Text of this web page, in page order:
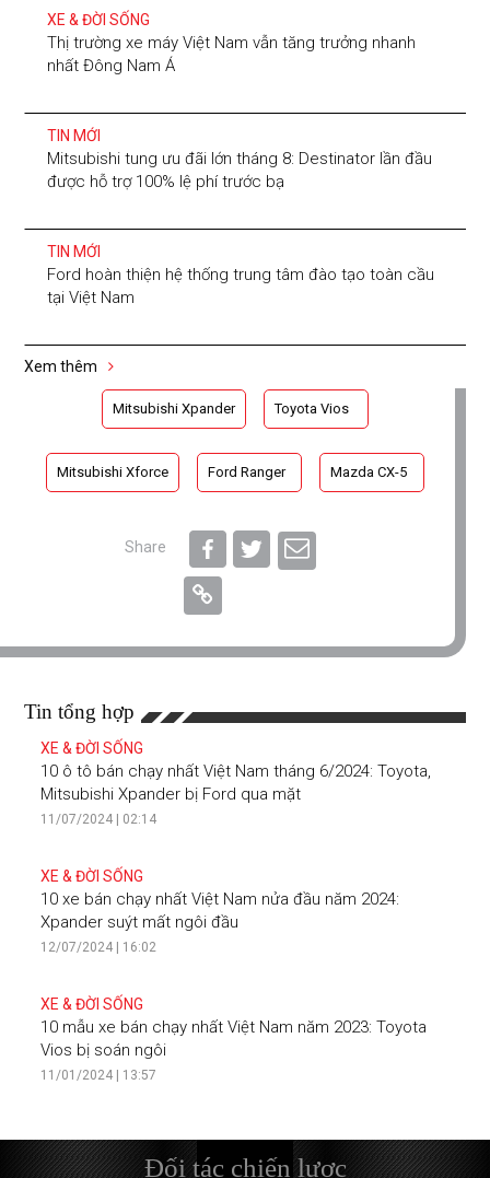
XE & ĐỜI SỐNG
Thị trường xe máy Việt Nam vẫn tăng trưởng nhanh
nhất Đông Nam Á
TIN MỚI
Mitsubishi tung ưu đãi lớn tháng 8: Destinator lần đầu
được hỗ trợ 100% lệ phí trước bạ
TIN MỚI
Ford hoàn thiện hệ thống trung tâm đào tạo toàn cầu
tại Việt Nam
Xem thêm
Mitsubishi Xpander Toyota Vios
Mitsubishi Xforce Ford Ranger Mazda CX-5
Share
Tin tổng hợp
XE & ĐỜI SỐNG
10 ô tô bán chạy nhất Việt Nam tháng 6/2024: Toyota,
Mitsubishi Xpander bị Ford qua mặt
11/07/2024 | 02:14
XE & ĐỜI SỐNG
10 xe bán chạy nhất Việt Nam nửa đầu năm 2024:
Xpander suýt mất ngôi đầu
12/07/2024 | 16:02
XE & ĐỜI SỐNG
10 mẫu xe bán chạy nhất Việt Nam năm 2023: Toyota
Vios bị soán ngôi
11/01/2024 | 13:57
Đối tác chiến lược